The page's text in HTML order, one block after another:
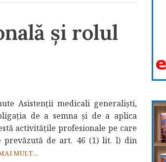
și rolul
Asistenții medicali generaliști,
de a semna și de a aplica
activitățile profesionale pe care
prevăzută de art. 46 (1) lit. l) din
MULT...